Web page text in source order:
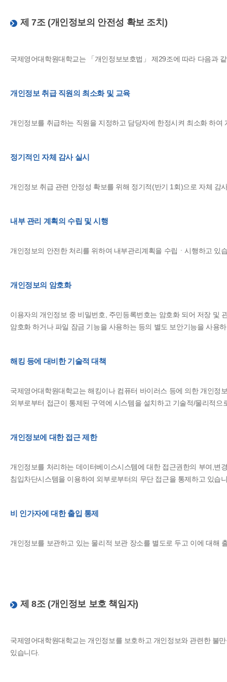
제 7조 (개인정보의 안전성 확보 조치)
국제영어대학원대학교는 「개인정보보호법」 제29조에 따라 다음과
개인정보 취급 직원의 최소화 및 교육
개인정보를 취급하는 직원을 지정하고 담당자에 한정시켜 최소화 하
정기적인 자체 감사 실시
개인정보 취급 관련 안정성 확보를 위해 정기적(반기 1회)으로 자체 감
내부 관리 계획의 수립 및 시행
개인정보의 안전한 처리를 위하여 내부관리계획을 수립ㆍ시행하고 있
개인정보의 암호화
이용자의 개인정보 중 비밀번호, 주민등록번호는 암호화 되어 저장 및
암호화 하거나 파일 잠금 기능을 사용하는 등의 별도 보안기능을 사용
해킹 등에 대비한 기술적 대책
국제영어대학원대학교는 해킹이나 컴퓨터 바이러스 등에 의한 개인정
외부로부터 접근이 통제된 구역에 시스템을 설치하고 기술적/물리적으
개인정보에 대한 접근 제한
개인정보를 처리하는 데이터베이스시스템에 대한 접근권한의 부여,
침입차단시스템을 이용하여 외부로부터의 무단 접근을 통제하고 있습
비 인가자에 대한 출입 통제
개인정보를 보관하고 있는 물리적 보관 장소를 별도로 두고 이에 대해
제 8조 (개인정보 보호 책임자)
국제영어대학원대학교는 개인정보를 보호하고 개인정보와 관련한 불
있습니다.